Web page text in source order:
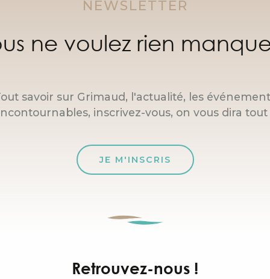
NEWSLETTER
ne voulez rien
savoir sur Grimaud, l'actualité, les
inscrivez-vous, on vous dira tout
JE M'INSCRIS
Retrouvez-nous !